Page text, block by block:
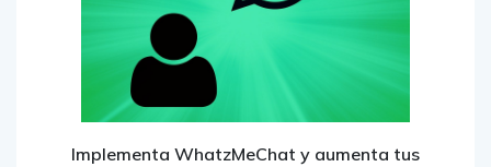
Implementa WhatzMeChat y aumenta tus